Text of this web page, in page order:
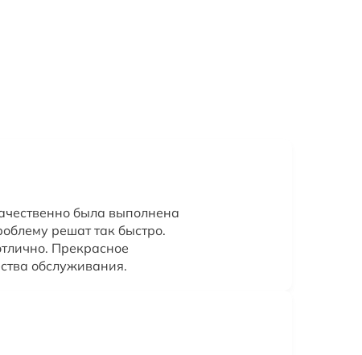
была выполнена
решат так быстро.
Прекрасное
обслуживания.